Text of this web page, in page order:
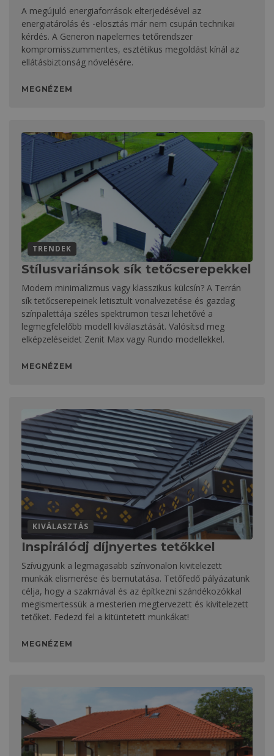
A megújuló energiaforrások elterjedésével az
energiatárolás és -elosztás már nem csupán technikai
kérdés. A Generon napelemes tetőrendszer
kompromisszummentes, esztétikus megoldást kínál az
ellátásbiztonság növelésére.
MEGNÉZEM
TRENDEK
Stílusvariánsok sík tetőcserepekkel
Modern minimalizmus vagy klasszikus külcsín? A Terrán
sík tetőcserepeinek letisztult vonalvezetése és gazdag
színpalettája széles spektrumon teszi lehetővé a
legmegfelelőbb modell kiválasztását. Valósítsd meg
elképzeléseidet Zenit Max vagy Rundo modellekkel.
MEGNÉZEM
KIVÁLASZTÁS
Inspirálódj díjnyertes tetőkkel
Szívügyünk a legmagasabb színvonalon kivitelezett
munkák elismerése és bemutatása. Tetőfedő pályázatunk
célja, hogy a szakmával és az építkezni szándékozókkal
megismertessük a mesterien megtervezett és kivitelezett
tetőket. Fedezd fel a kitüntetett munkákat!
MEGNÉZEM